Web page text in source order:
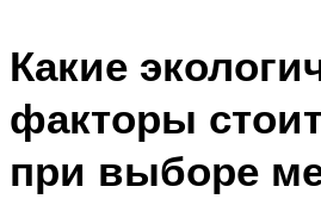
Какие
факторы
при выборе